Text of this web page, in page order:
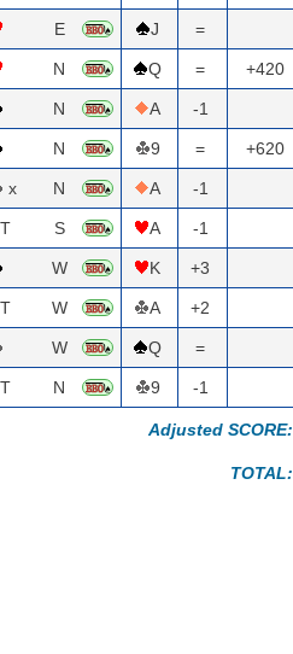
E J =
N Q = +420
N A -1
N 9 = +620
x N A -1
S A -1
W K +3
W A +2
W Q =
N 9 -1
Adjusted SCORE:
TOTAL: